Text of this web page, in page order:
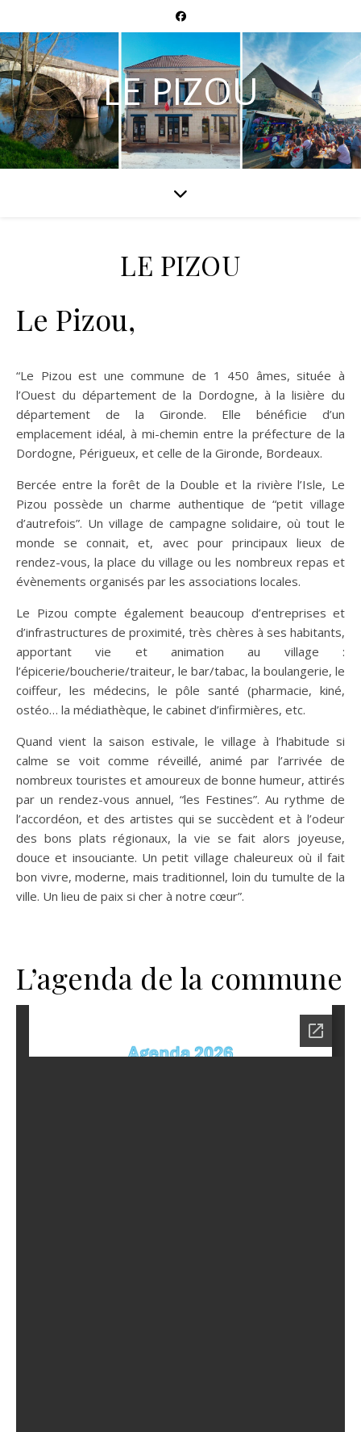
LE PIZOU
LE PIZOU
Le Pizou,
“Le Pizou est une commune de 1 450 âmes, située à
l’Ouest du département de la Dordogne, à la lisière du
département de la Gironde. Elle bénéficie d’un
emplacement idéal, à mi-chemin entre la préfecture de la
Dordogne, Périgueux, et celle de la Gironde, Bordeaux.
Bercée entre la forêt de la Double et la rivière l’Isle, Le
Pizou possède un charme authentique de “petit village
d’autrefois”. Un village de campagne solidaire, où tout le
monde se connait, et, avec pour principaux lieux de
rendez-vous, la place du village ou les nombreux repas et
évènements organisés par les associations locales.
Le Pizou compte également beaucoup d’entreprises et
d’infrastructures de proximité, très chères à ses habitants,
apportant vie et animation au village :
l’épicerie/boucherie/traiteur, le bar/tabac, la boulangerie, le
coiffeur, les médecins, le pôle santé (pharmacie, kiné,
ostéo… la médiathèque, le cabinet d’infirmières, etc.
Quand vient la saison estivale, le village à l’habitude si
calme se voit comme réveillé, animé par l’arrivée de
nombreux touristes et amoureux de bonne humeur, attirés
par un rendez-vous annuel, “les Festines”. Au rythme de
l’accordéon, et des artistes qui se succèdent et à l’odeur
des bons plats régionaux, la vie se fait alors joyeuse,
douce et insouciante. Un petit village chaleureux où il fait
bon vivre, moderne, mais traditionnel, loin du tumulte de la
ville. Un lieu de paix si cher à notre cœur”.
L’agenda de la commune